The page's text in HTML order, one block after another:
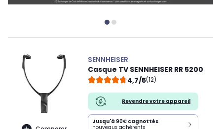
SENNHEISER
Casque TV SENNHEISER RR 5200
4,7/5(12)
Revendre votre appareil
Jusqu'à 90€ cagnottés
nouveaux adhérents